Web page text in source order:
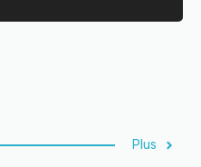
Plus